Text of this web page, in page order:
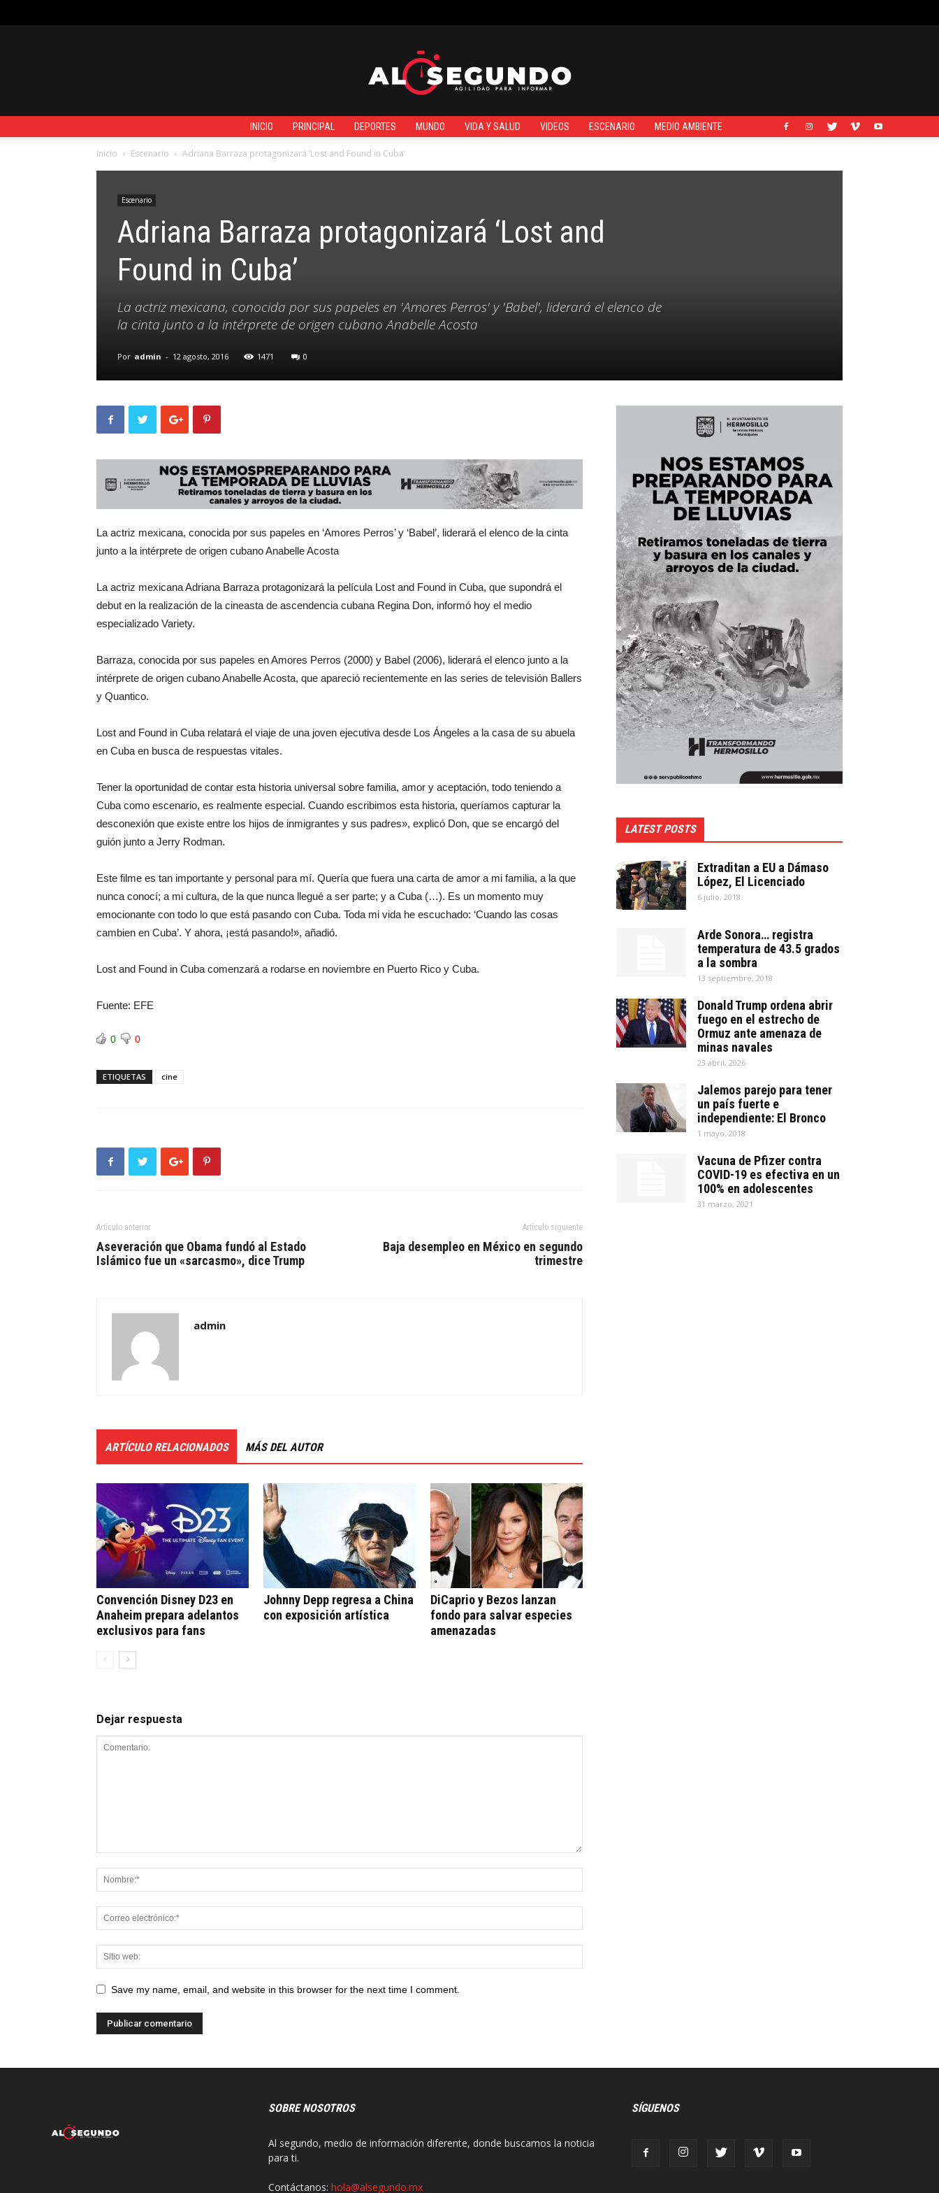
Segundo
INICIO PRINCIPAL DEPORTES MUNDO VIDA Y SALUD VIDEOS ESCENARIO MEDIO AMBIENTE
Inicio Escenario Adriana Barraza protagonizará ‘Lost and Found in Cuba’
Escenario
Adriana Barraza protagonizará ‘Lost and
Found in Cuba’
La actriz mexicana, conocida por sus papeles en 'Amores Perros' y 'Babel', liderará el elenco de
la cinta junto a la intérprete de origen cubano Anabelle Acosta
Por admin - 12 agosto, 2016 1471 0
La actriz mexicana, conocida por sus papeles en ‘Amores Perros’ y ‘Babel’, liderará el elenco de la cinta
junto a la intérprete de origen cubano Anabelle Acosta
La actriz mexicana Adriana Barraza protagonizará la película Lost and Found in Cuba, que supondrá el
debut en la realización de la cineasta de ascendencia cubana Regina Don, informó hoy el medio
especializado Variety.
Barraza, conocida por sus papeles en Amores Perros (2000) y Babel (2006), liderará el elenco junto a la
intérprete de origen cubano Anabelle Acosta, que apareció recientemente en las series de televisión Ballers
y Quantico.
Lost and Found in Cuba relatará el viaje de una joven ejecutiva desde Los Ángeles a la casa de su abuela
en Cuba en busca de respuestas vitales.
Tener la oportunidad de contar esta historia universal sobre familia, amor y aceptación, todo teniendo a
Cuba como escenario, es realmente especial. Cuando escribimos esta historia, queríamos capturar la
desconexión que existe entre los hijos de inmigrantes y sus padres», explicó Don, que se encargó del
guión junto a Jerry Rodman.
Este filme es tan importante y personal para mí. Quería que fuera una carta de amor a mi familia, a la que
nunca conocí; a mi cultura, de la que nunca llegué a ser parte; y a Cuba (…). Es un momento muy
emocionante con todo lo que está pasando con Cuba. Toda mi vida he escuchado: ‘Cuando las cosas
cambien en Cuba’. Y ahora, ¡está pasando!», añadió.
Lost and Found in Cuba comenzará a rodarse en noviembre en Puerto Rico y Cuba.
Fuente: EFE
0 0
ETIQUETAS cine
Artículo anterior
Aseveración que Obama fundó al Estado
Islámico fue un «sarcasmo», dice Trump
Artículo siguiente
Baja desempleo en México en segundo
trimestre
admin
ARTÍCULO RELACIONADOS MÁS DEL AUTOR
Convención Disney D23 en
Anaheim prepara adelantos
exclusivos para fans
Johnny Depp regresa a China
con exposición artística
DiCaprio y Bezos lanzan
fondo para salvar especies
amenazadas
Dejar respuesta
Save my name, email, and website in this browser for the next time I comment.
LATEST POSTS
Extraditan a EU a Dámaso
López, El Licenciado
6 julio, 2018
Arde Sonora… registra
temperatura de 43.5 grados
a la sombra
13 septiembre, 2018
Donald Trump ordena abrir
fuego en el estrecho de
Ormuz ante amenaza de
minas navales
23 abril, 2026
Jalemos parejo para tener
un país fuerte e
independiente: El Bronco
1 mayo, 2018
Vacuna de Pfizer contra
COVID-19 es efectiva en un
100% en adolescentes
31 marzo, 2021
SOBRE NOSOTROS
Al segundo, medio de información diferente, donde buscamos la noticia
para ti.
Contáctanos: hola@alsegundo.mx
SÍGUENOS